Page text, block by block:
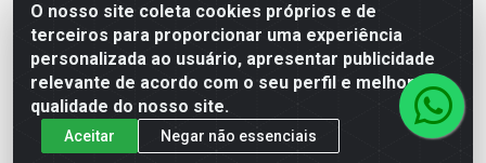
O nosso site coleta cookies próprios e de
terceiros para proporcionar uma experiência
personalizada ao usuário, apresentar publicidade
relevante de acordo com o seu perfil e melhorar a
qualidade do nosso site.
Aceitar
Negar não essenciais
Auto Qualidade Comercio de Pecas LTDA - Quadra Qi 23, S/N,
Lote 05/06 - Taguatinga, Brasília/DF - CEP 72.135-230 - CNPJ
72.617.459/0001-40